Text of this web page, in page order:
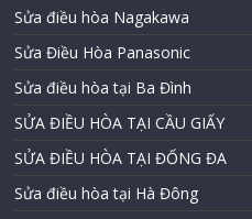
Sửa điều hòa Nagakawa
Sửa Điều Hòa Panasonic
Sửa điều hòa tại Ba Đình
SỬA ĐIỀU HÒA TẠI CẦU GIẤY
SỬA ĐIỀU HÒA TẠI ĐỐNG ĐA
Sửa điều hòa tại Hà Đông